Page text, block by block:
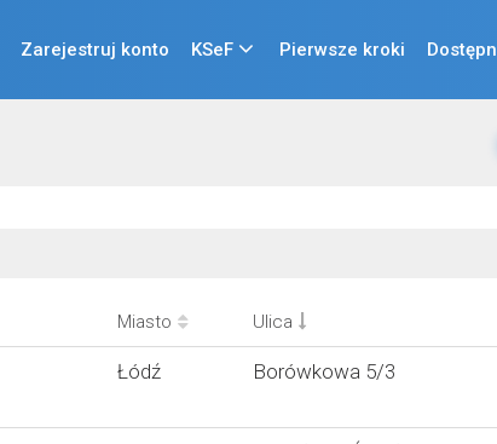
Zarejestruj konto KSeF Pierwsze kroki
Miasto Ulica
Łódź Borówkowa 5/3